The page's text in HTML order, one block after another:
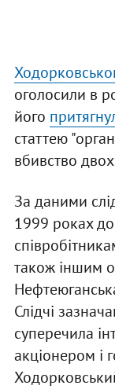
оголосили в
його
статтею
вбивство двох
За даними
1999 роках
також іншим
Слідчі
суперечила
акціонером і